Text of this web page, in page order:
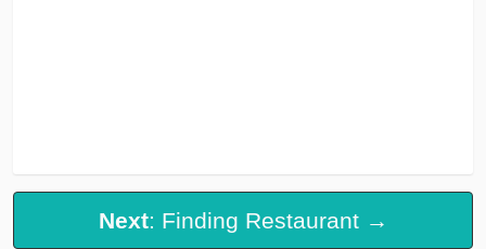
Next: Finding Restaurant →